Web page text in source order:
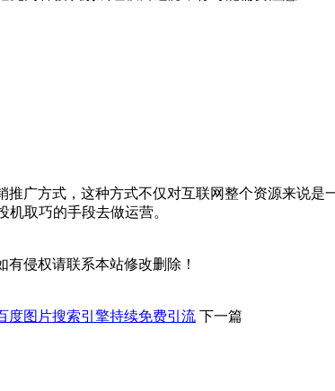
广方式，这种方式不仅对互联网整个资源来说
取巧的手段去做运营。
侵权请联系本站修改删除！
度图片搜索引擎持续免费引流 下一篇